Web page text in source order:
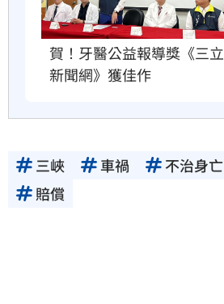
賀！牙醫公益報導獎《三立
新聞網》獲佳作
三峽 車禍 不治身亡
賠償